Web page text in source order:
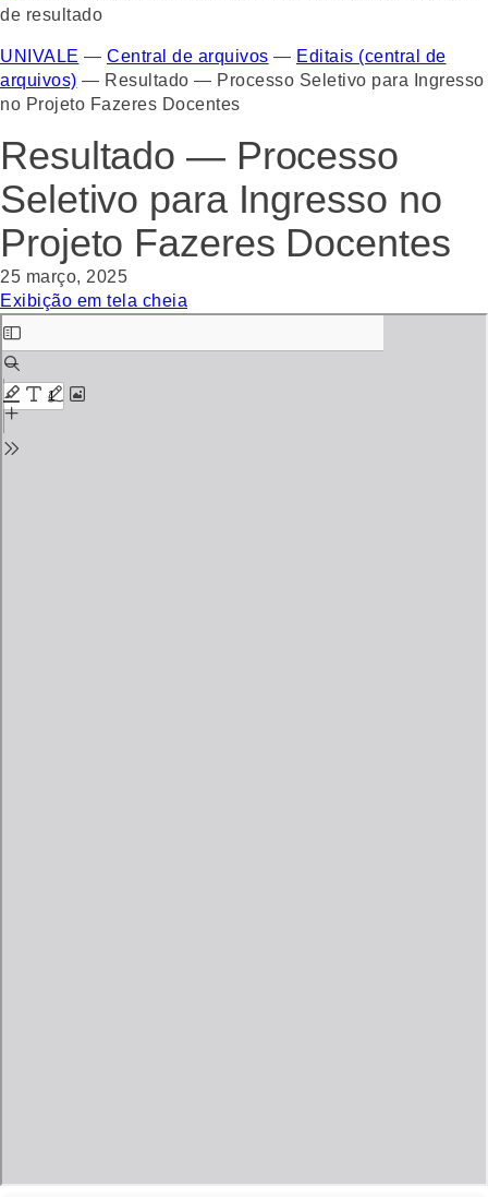
UNIVALE — Central de arquivos — Editais (central de
arquivos) — Resultado — Processo Seletivo para Ingresso
no Projeto Fazeres Docentes
Resultado — Processo
Seletivo para Ingresso no
Projeto Fazeres Docentes
25 março, 2025
Exibição em tela cheia
Skip
to
PDF
content